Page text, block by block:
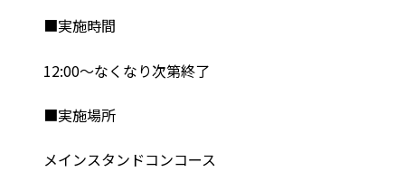
■実施時間
12:00～なくなり次第終了
■実施場所
メインスタンドコンコース